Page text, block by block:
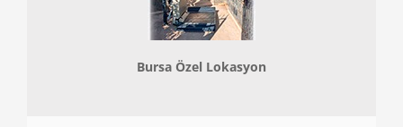
Bursa Özel Lokasyon